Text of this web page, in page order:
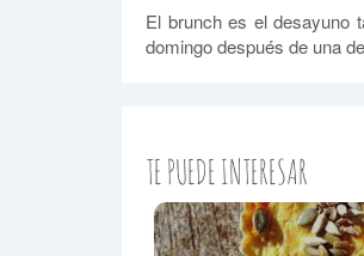
El brunch es el desayuno
domingo después de una
TE PUEDE INTERESAR